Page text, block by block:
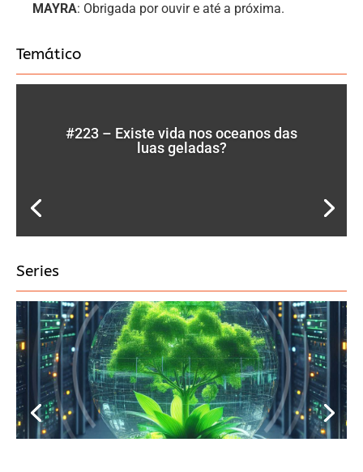
MAYRA: Obrigada por ouvir e até a próxima.
Temático
#223 – Existe vida nos oceanos das
luas geladas?
Series